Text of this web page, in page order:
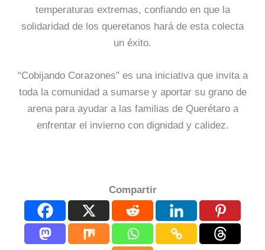
temperaturas extremas, confiando en que la
solidaridad de los queretanos hará de esta colecta
un éxito.
“Cobijando Corazones” es una iniciativa que invita a
toda la comunidad a sumarse y aportar su grano de
arena para ayudar a las familias de Querétaro a
enfrentar el invierno con dignidad y calidez.
Compartir